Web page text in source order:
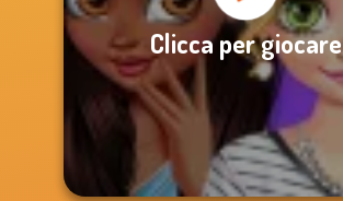
Clicca per giocare